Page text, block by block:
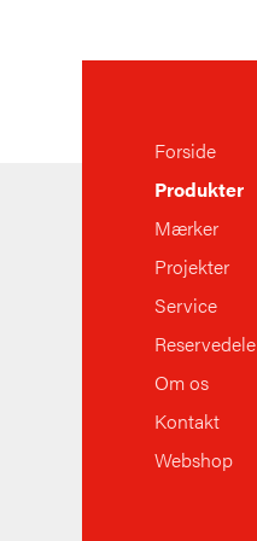
Forside
Produkter
Mærker
Projekter
Service
Reservedele
Om os
Kontakt
Webshop